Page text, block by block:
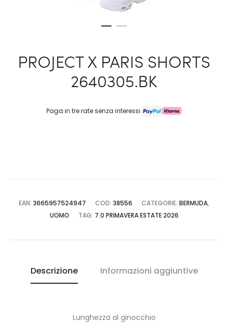
PROJECT X PARIS SHORTS
2640305.BK
Paga in tre rate senza interessi
EAN: 3665957524947 COD: 38556 CATEGORIE: BERMUDA,
UOMO
TAG: 7.0 PRIMAVERA ESTATE 2026
Descrizione Informazioni aggiuntive
Lunghezza al ginocchio